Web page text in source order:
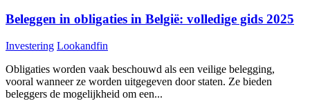
Beleggen in obligaties in België: volledige gids 2025
Investering Lookandfin
Obligaties worden vaak beschouwd als een veilige belegging,
vooral wanneer ze worden uitgegeven door staten. Ze bieden
beleggers de mogelijkheid om een...